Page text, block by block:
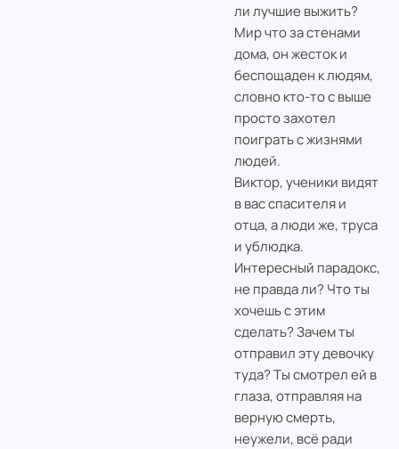
ли лучшие выжить?
Мир что за стенами
дома, он жесток и
беспощаден к людям,
словно кто-то с выше
просто захотел
поиграть с жизнями
людей.
Виктор, ученики видят
в вас спасителя и
отца, а люди же, труса
и ублюдка.
Интересный парадокс,
не правда ли? Что ты
хочешь с этим
сделать? Зачем ты
отправил эту девочку
туда? Ты смотрел ей в
глаза, отправляя на
верную смерть,
неужели, всё ради